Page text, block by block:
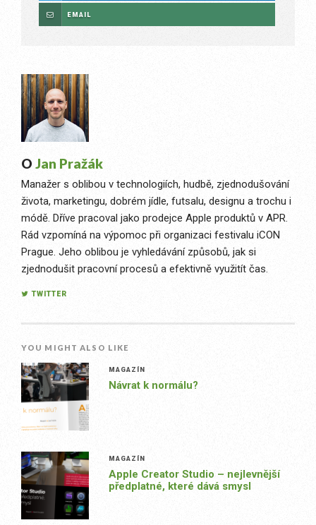
EMAIL
O Jan Pražák
Manažer s oblibou v technologiích, hudbě, zjednodušování
života, marketingu, dobrém jídle, futsalu, designu a trochu i
módě. Dříve pracoval jako prodejce Apple produktů v APR.
Rád vzpomíná na výpomoc při organizaci festivalu iCON
Prague. Jeho oblibou je vyhledávání způsobů, jak si
zjednodušit pracovní procesů a efektivně využitít čas.
TWITTER
YOU MIGHT ALSO LIKE
MAGAZÍN
Návrat k normálu?
MAGAZÍN
Apple Creator Studio – nejlevnější
předplatné, které dává smysl